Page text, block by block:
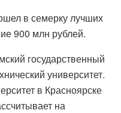
в семерку лучших
900 млн рублей.
государственный
университет.
в Красноярске
на